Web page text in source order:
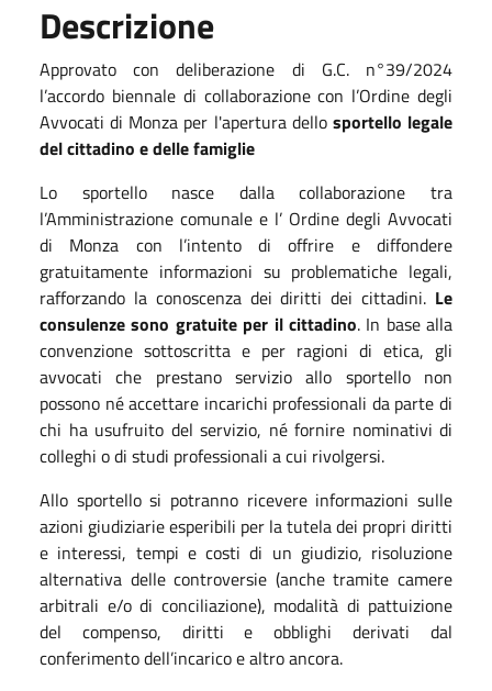
Descrizione
Approvato con deliberazione di G.C. n°39/2024
l’accordo biennale di collaborazione con l’Ordine degli
Avvocati di Monza per l'apertura dello sportello legale
del cittadino e delle famiglie
Lo sportello nasce dalla collaborazione tra
l’Amministrazione comunale e l’ Ordine degli Avvocati
di Monza con l’intento di offrire e diffondere
gratuitamente informazioni su problematiche legali,
rafforzando la conoscenza dei diritti dei cittadini. Le
consulenze sono gratuite per il cittadino. In base alla
convenzione sottoscritta e per ragioni di etica, gli
avvocati che prestano servizio allo sportello non
possono né accettare incarichi professionali da parte di
chi ha usufruito del servizio, né fornire nominativi di
colleghi o di studi professionali a cui rivolgersi.
Allo sportello si potranno ricevere informazioni sulle
azioni giudiziarie esperibili per la tutela dei propri diritti
e interessi, tempi e costi di un giudizio, risoluzione
alternativa delle controversie (anche tramite camere
arbitrali e/o di conciliazione), modalità di pattuizione
del compenso, diritti e obblighi derivati dal
conferimento dell’incarico e altro ancora.